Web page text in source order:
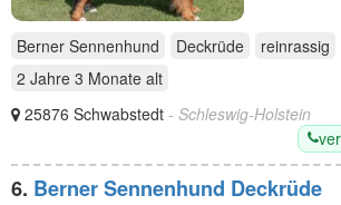
Berner Sennenhund Deckrüde
reinrassig
2 Jahre 3 Monate alt
25876 Schwabstedt - Schleswig-Holstein
6. Berner Sennenhund Deckrüde